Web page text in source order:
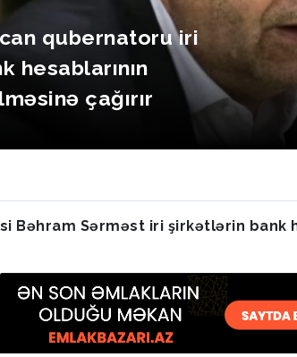
qubernatoru iri
hesablarının
çağırır
Bəhram Sərməst iri şirkətlərin bank